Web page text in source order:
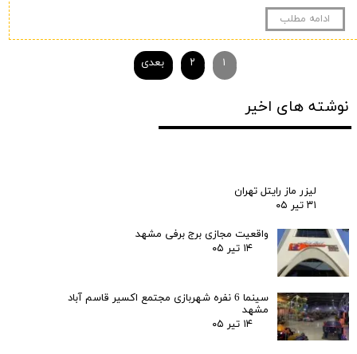
ادامه مطلب
۱ ۲ بعدی
نوشته های اخیر
لیزر ماز رایتل تهران
۳۱ تیر ۰۵
واقعیت مجازی برج برفی مشهد
۱۴ تیر ۰۵
سینما 6 نفره شهربازی مجتمع اکسیر قاسم آباد
مشهد
۱۴ تیر ۰۵